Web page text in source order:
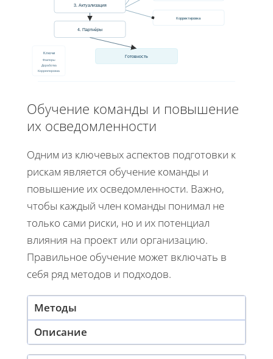
3. Актуализация
4. Партнёры
Корректировка
Готовность
Ключи
Факторы
Доработка
Корректировка
Обучение команды и повышение
их осведомленности
Одним из ключевых аспектов подготовки к
рискам является обучение команды и
повышение их осведомленности. Важно,
чтобы каждый член команды понимал не
только сами риски, но и их потенциал
влияния на проект или организацию.
Правильное обучение может включать в
себя ряд методов и подходов.
Методы
Описание